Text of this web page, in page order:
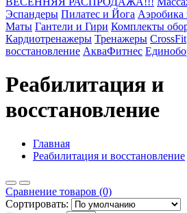
Эспандеры Пилатес и Йога
Маты Гантели и Гири Комплекты
Кардиотренажеры Тренажеры CrossFit
восстановление АкваФитнес
Реабилитация и
восстановление
Главная
Реабилитация и восстановление
Сравнение товаров (0)
Сортировать: